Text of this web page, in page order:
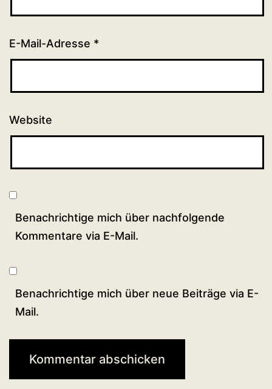
E-Mail-Adresse *
Website
Benachrichtige mich über nachfolgende
Kommentare via E-Mail.
Benachrichtige mich über neue Beiträge via E-
Mail.